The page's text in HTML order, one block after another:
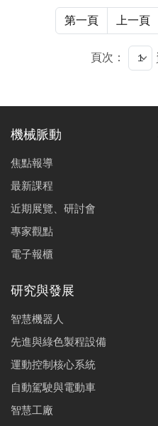
aerial vehicle, UAV）技術
由熱影像及可見光影像資
判斷結果建置熱影像及可
為比對參考及人工智慧演
第一頁 上一頁
頁次：
機械脈動
焦點報導
最新課程
近期展覽、研討會
專家觀點
電子報櫃
研究與發展
智慧機器人
先進與綠色製程設備
運動控制核心系統
自動駕駛與電動車
智慧工廠